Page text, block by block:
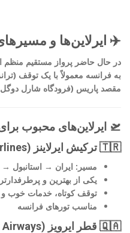
✈️ ایرلاین‌ها و
در حال حاضر پرواز مستقیم منظم
به فرانسه معمولاً با یک توقف
مقصد پاریس (فرودگاه شارل
🛫 ایرلاین‌های محبوب
🇹🇷 ترکیش ایرلاینز (Turkish Airlines)
مسیر: ایران → استانبول
یکی از بهترین و
توقف کوتاه، خدمات خوب و
مناسب تورهای فرانسه
🇶🇦 قطر ایرویز (Qatar Airways)